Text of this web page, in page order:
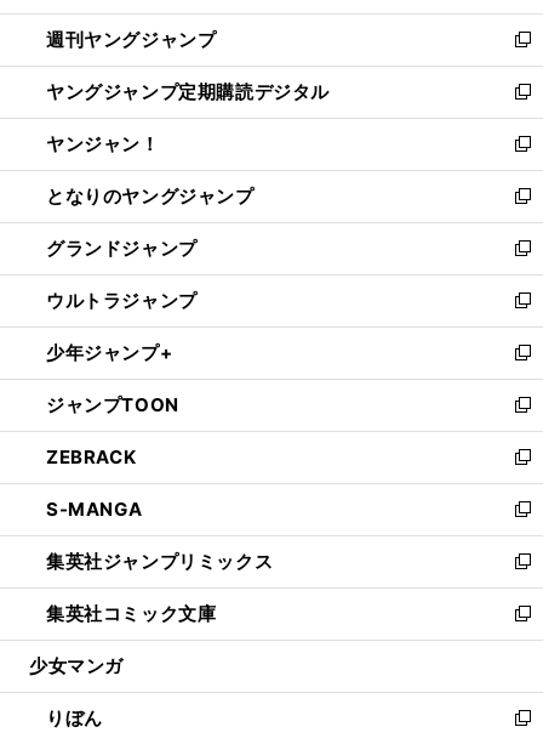
開
く
ウ
で
開
く
ン
ド
ウ
で
開
く
ウ
ィ
ン
ド
ウ
で
開
く
週刊ヤングジャンプ
新
し
い
ウ
ィ
ン
ド
ウ
で
開
く
ヤングジャンプ定期購読デジタル
新
し
い
ウ
ィ
ン
ド
ウ
で
開
く
ヤンジャン！
新
し
い
ウ
ィ
ン
ド
ウ
で
開
く
となりのヤングジャンプ
新
し
い
ウ
ィ
ン
ド
ウ
で
開
く
グランドジャンプ
新
し
い
ウ
ィ
ン
ド
ウ
で
開
く
ウルトラジャンプ
新
し
い
ウ
ィ
ン
ド
ウ
で
開
く
少年ジャンプ+
新
し
い
ウ
ィ
ン
ド
ウ
で
開
く
ジャンプTOON
新
し
い
ウ
ィ
ン
ド
ウ
で
開
ZEBRACK
新
し
い
ウ
ィ
ン
ド
ウ
開
く
S-MANGA
新
し
い
ウ
ィ
ン
ウ
で
集英社ジャンプリミックス
新
し
い
ウ
ン
ド
集英社コミック文庫
新
し
ウ
ィ
少女マンガ
りぼん
新